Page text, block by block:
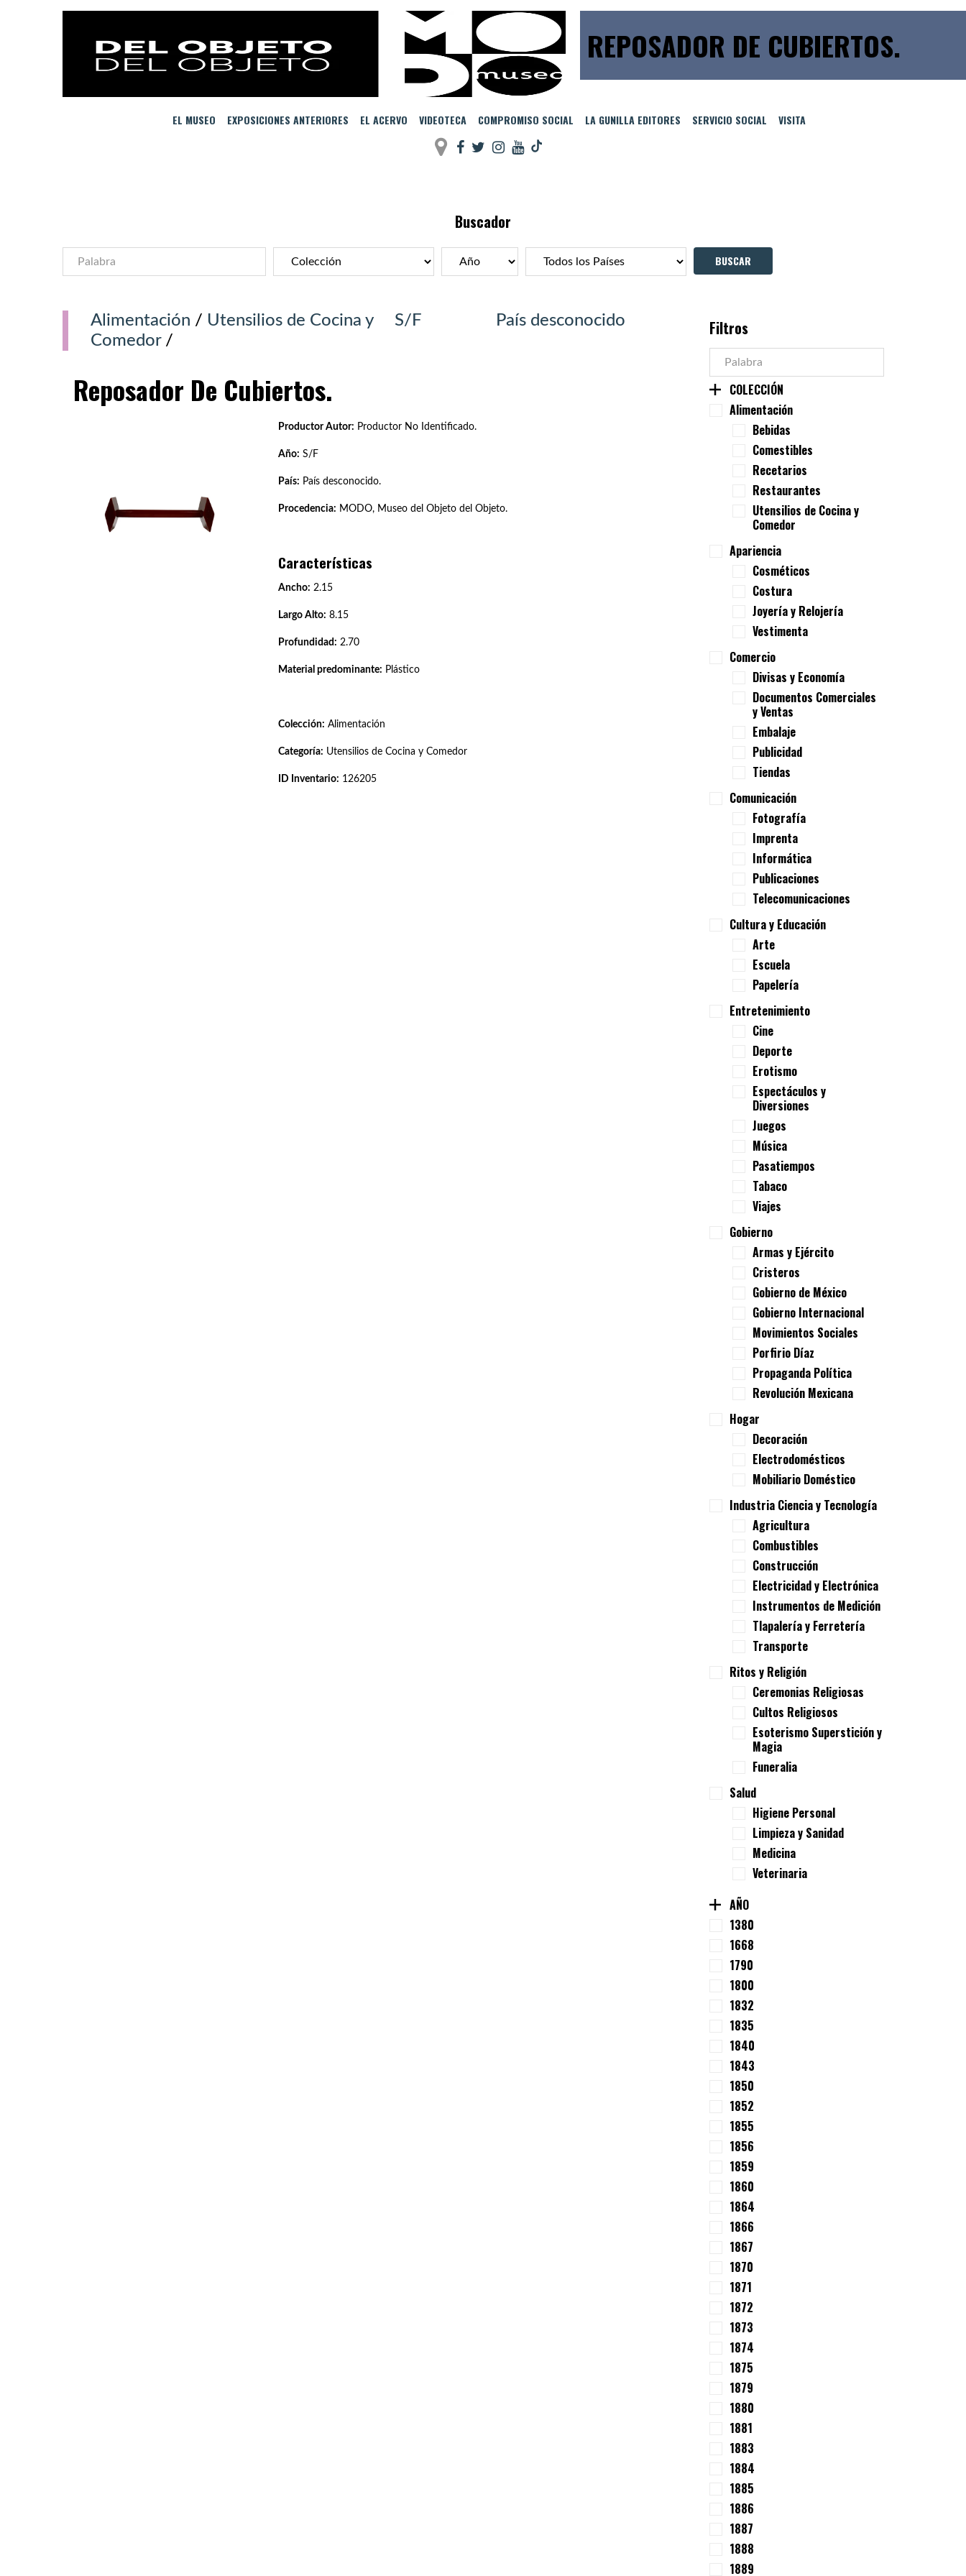
REPOSADOR DE CUBIERTOS.
EL MUSEO EXPOSICIONES ANTERIORES EL ACERVO VIDEOTECA COMPROMISO SOCIAL LA GUNILLA EDITORES SERVICIO SOCIAL VISITA
Buscador
Alimentación / Utensilios de Cocina y
Comedor/
S/F País desconocido
Reposador De Cubiertos.
Productor Autor: Productor No Identificado.
Año: S/F
País: País desconocido.
Procedencia: MODO, Museo del Objeto del Objeto.
Características
Ancho: 2.15
Largo Alto: 8.15
Profundidad: 2.70
Material predominante: Plástico
Colección: Alimentación
Categoría: Utensilios de Cocina y Comedor
ID Inventario: 126205
Filtros
COLECCIÓN
Alimentación
Bebidas
Comestibles
Recetarios
Restaurantes
Utensilios de Cocina y
Comedor
Apariencia
Cosméticos
Costura
Joyería y Relojería
Vestimenta
Comercio
Divisas y Economía
Documentos Comerciales
y Ventas
Embalaje
Publicidad
Tiendas
Comunicación
Fotografía
Imprenta
Informática
Publicaciones
Telecomunicaciones
Cultura y Educación
Arte
Escuela
Papelería
Entretenimiento
Cine
Deporte
Erotismo
Espectáculos y
Diversiones
Juegos
Música
Pasatiempos
Tabaco
Viajes
Gobierno
Armas y Ejército
Cristeros
Gobierno de México
Gobierno Internacional
Movimientos Sociales
Porfirio Díaz
Propaganda Política
Revolución Mexicana
Hogar
Decoración
Electrodomésticos
Mobiliario Doméstico
Industria Ciencia y Tecnología
Agricultura
Combustibles
Construcción
Electricidad y Electrónica
Instrumentos de Medición
Tlapalería y Ferretería
Transporte
Ritos y Religión
Ceremonias Religiosas
Cultos Religiosos
Esoterismo Superstición y
Magia
Funeralia
Salud
Higiene Personal
Limpieza y Sanidad
Medicina
Veterinaria
AÑO
1380
1668
1790
1800
1832
1835
1840
1843
1850
1852
1855
1856
1859
1860
1864
1866
1867
1870
1871
1872
1873
1874
1875
1879
1880
1881
1883
1884
1885
1886
1887
1888
1889